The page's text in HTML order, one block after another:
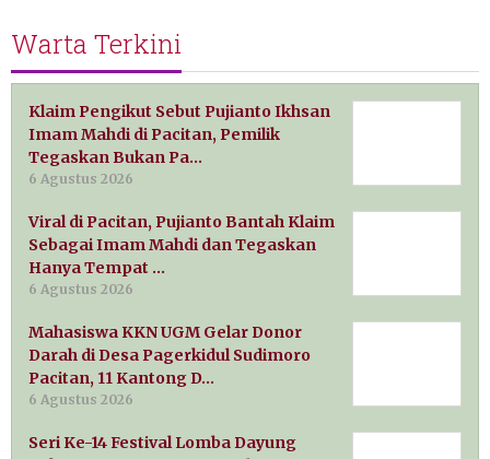
Warta Terkini
Klaim Pengikut Sebut Pujianto Ikhsan
Imam Mahdi di Pacitan, Pemilik
Tegaskan Bukan Pa…
6 Agustus 2026
Viral di Pacitan, Pujianto Bantah Klaim
Sebagai Imam Mahdi dan Tegaskan
Hanya Tempat …
6 Agustus 2026
Mahasiswa KKN UGM Gelar Donor
Darah di Desa Pagerkidul Sudimoro
Pacitan, 11 Kantong D…
6 Agustus 2026
Seri Ke-14 Festival Lomba Dayung